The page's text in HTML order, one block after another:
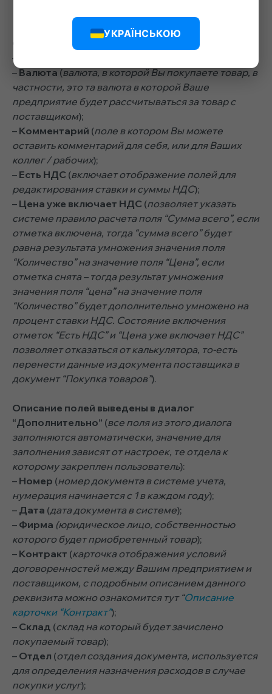
(изменение цены от поставщика)
Описание полей документа “Покупка товаров”:
–
– Валюта (валюта, в которой Вы покупаете товар, в
частности, это та валюта в которой Ваше
предприятие будет рассчитываться за товар с
поставщиком);
– Комментарий (поле в котором Вы можете
оставить комментарий для себя, или для Ваших
коллег / рабочих);
– Есть НДС (включает отображение полей для
редактирования ставки и суммы НДС);
– Цена уже включает НДС (позволяет указать
системе правило расчета поля “Сумма всего”, если
отметка включена, тогда “сумма всего” будет
равна результата умножения значения поля
“Количество” на значение поля “Цена”, если
отметка снята – тогда результат умножения
значения поля “цена” на значение поля
“Количество” будет дополнительно умножено на
процент ставки НДС. Состояние включения
отметок “Есть НДС” и “Цена уже включает НДС”
позволяет отказаться от калькулятора, то-есть
перенести данные из документа поставщика в
документ “Покупка товаров”).
Описание полей выведены в диалог
“Дополнительно” (все поля из этого диалога
заполняются автоматически, значение для
заполнения зависят от настроек, те отдела к
которому закреплен пользователь):
– Номер (номер документа в системе учета,
нумерация начинается с 1 в каждом году);
– Дата (дата документа в системе);
– Фирма (юридическое лицо, собственностью
которого будет приобретенный товар);
– Контракт (карточка отображения условий
договоренностей между Вашим предприятием и
поставщиком, с подробным описанием данного
реквизита можно ознакомится тут “Описание
карточки “Контракт”);
– Склад (склад на который будет зачислено
покупаемый товар);
– Отдел (отдел создания документа, используется
для определения назначения расходов в случае
покупки услуг);
УКРАЇНСЬКОЮ